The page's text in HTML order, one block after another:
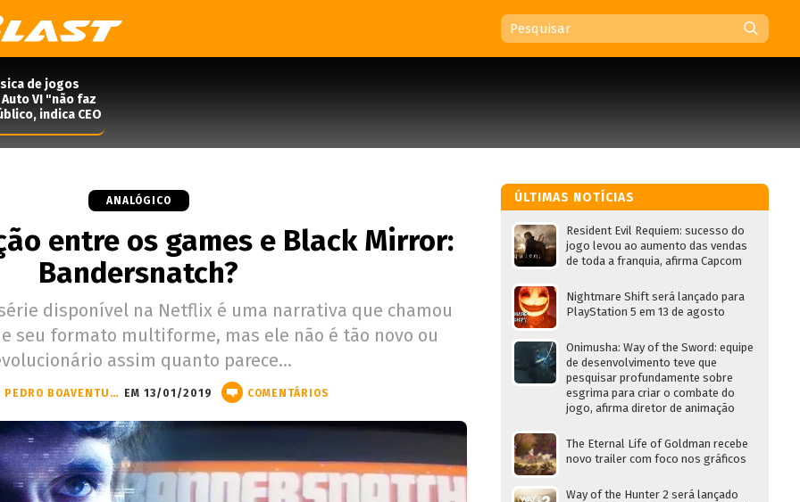
de jogos
VI "não faz
indica CEO
ANALÓGICO
entre os games e Black Mirror:
Bandersnatch?
disponível na Netflix é uma narrativa que chamou
seu formato multiforme, mas ele não é tão novo ou
assim quanto parece…
JOÃO PEDRO BOAVENTURA EM 13/01/2019 COMENTÁRIOS
ÚLTIMAS NOTÍCIAS
Resident Evil Requiem: sucesso do
jogo levou ao aumento das vendas
de toda a franquia, afirma Capcom
Nightmare Shift será lançado para
PlayStation 5 em 13 de agosto
Onimusha: Way of the Sword: equipe
de desenvolvimento teve que
pesquisar profundamente sobre
esgrima para criar o combate do
jogo, afirma diretor de animação
The Eternal Life of Goldman recebe
novo trailer com foco nos gráficos
Way of the Hunter 2 será lançado